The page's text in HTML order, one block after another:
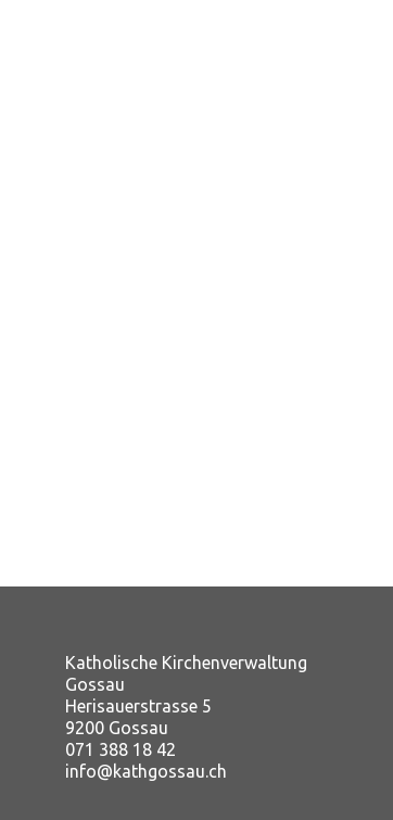
Katholische Kirchenverwaltung
Gossau
Herisauerstrasse 5
9200 Gossau
071 388 18 42
info@kathgossau.ch